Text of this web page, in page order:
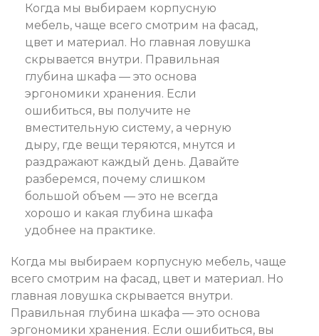
Когда мы выбираем корпусную
мебель, чаще всего смотрим на фасад,
цвет и материал. Но главная ловушка
скрывается внутри. Правильная
глубина шкафа — это основа
эргономики хранения. Если
ошибиться, вы получите не
вместительную систему, а черную
дыру, где вещи теряются, мнутся и
раздражают каждый день. Давайте
разберемся, почему слишком
большой объем — это не всегда
хорошо и какая глубина шкафа
удобнее на практике.
Когда мы выбираем корпусную мебель, чаще
всего смотрим на фасад, цвет и материал. Но
главная ловушка скрывается внутри.
Правильная глубина шкафа — это основа
эргономики хранения. Если ошибиться, вы